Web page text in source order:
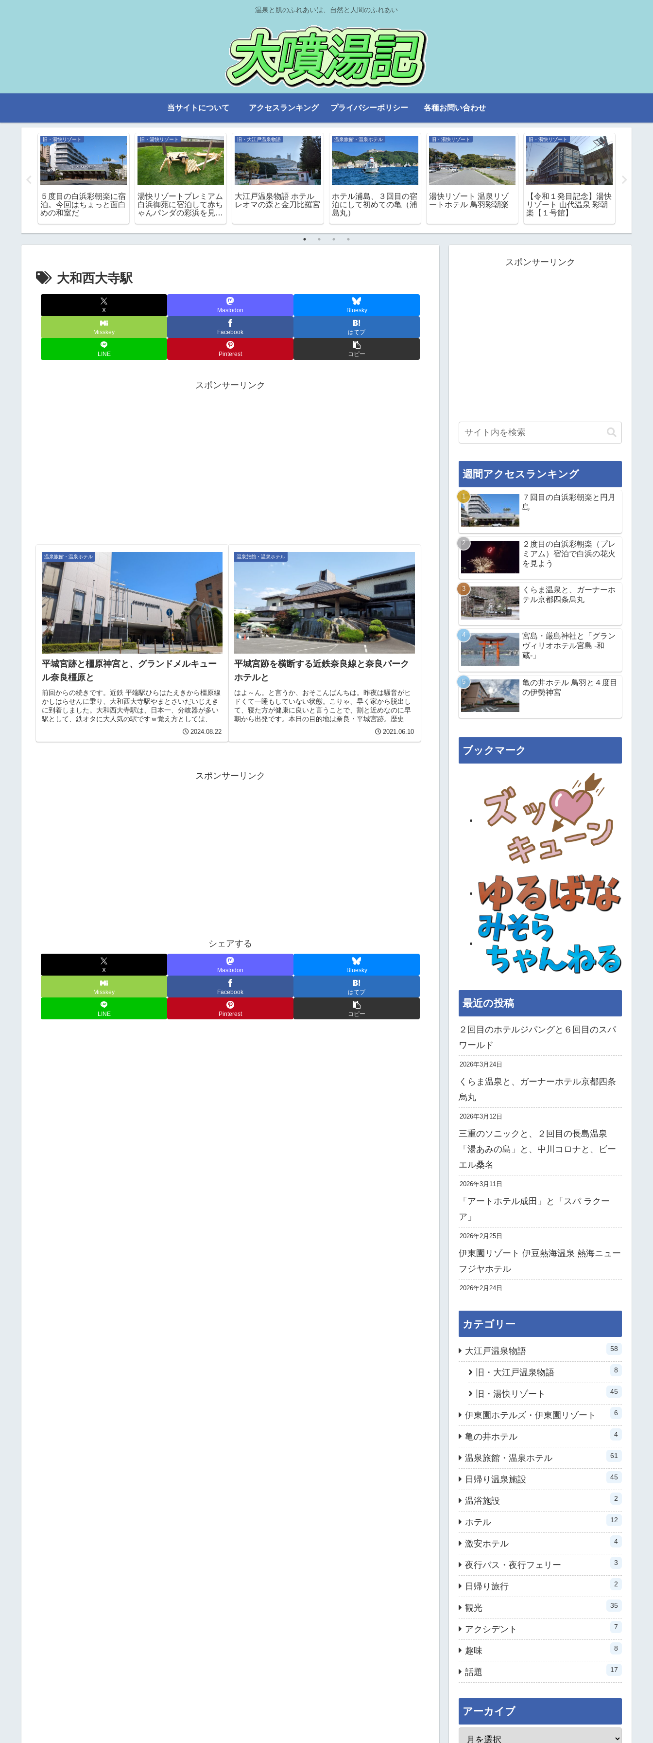
温泉と肌のふれあいは、自然と人間のふれあい
当サイトについて アクセスランキング プライバシーポリシー 各種お問い合わせ
旧・湯快リゾート
５度目の白浜彩朝楽に宿
泊。今回はちょっと面白
めの和室だ
旧・湯快リゾート
湯快リゾートプレミアム
白浜御苑に宿泊して赤ち
ゃんパンダの彩浜を見よ
旧・大江戸温泉物語
大江戸温泉物語 ホテル
レオマの森と金刀比羅宮
温泉旅館・温泉ホテル
ホテル浦島、３回目の宿
泊にして初めての亀（浦
島丸）
旧・湯快リゾート
湯快リゾート 温泉リゾ
ートホテル 鳥羽彩朝楽
旧・湯快リゾート
【令和１発目記念】湯快
リゾート 山代温泉 彩朝
楽【１号館】
大和西大寺駅
X Mastodon Bluesky
Misskey Facebook はてブ
LINE Pinterest コピー
スポンサーリンク
温泉旅館・温泉ホテル
平城宮跡と橿原神宮と、グランドメルキュー
ル奈良橿原と
前回からの続きです。近鉄 平端駅ひらはたえきから橿原線
かしはらせんに乗り、大和西大寺駅やまとさいだいじえき
に到着しました。大和西大寺駅は、日本一、分岐器が多い
駅として、鉄オタに大人気の駅ですｗ覚え方としては、大
2024.08.22
温泉旅館・温泉ホテル
平城宮跡を横断する近鉄奈良線と奈良パーク
ホテルと
はよ～ん。と言うか、おそこんばんちは。昨夜は騒音がヒ
ドくて一睡もしていない状態。こりゃ、早く家から脱出し
て、寝た方が健康に良いと言うことで、割と近めなのに早
朝から出発です。本日の目的地は奈良・平城宮跡。歴史的
2021.06.10
スポンサーリンク
シェアする
X Mastodon Bluesky
Misskey Facebook はてブ
LINE Pinterest コピー
スポンサーリンク
週間アクセスランキング
７回目の白浜彩朝楽と円月
島
２度目の白浜彩朝楽（プレ
ミアム）宿泊で白浜の花火
を見よう
くらま温泉と、ガーナーホ
テル京都四条烏丸
宮島・厳島神社と「グラン
ヴィリオホテル宮島 -和
蔵-」
亀の井ホテル 鳥羽と４度目
の伊勢神宮
ブックマーク
最近の投稿
２回目のホテルジパングと６回目のスパ
ワールド
2026年3月24日
くらま温泉と、ガーナーホテル京都四条
烏丸
2026年3月12日
三重のソニックと、２回目の長島温泉
「湯あみの島」と、中川コロナと、ビー
エル桑名
2026年3月11日
「アートホテル成田」と「スパ ラクー
ア」
2026年2月25日
伊東園リゾート 伊豆熱海温泉 熱海ニュー
フジヤホテル
2026年2月24日
カテゴリー
大江戸温泉物語 58
旧・大江戸温泉物語 8
旧・湯快リゾート 45
伊東園ホテルズ・伊東園リゾート 6
亀の井ホテル 4
温泉旅館・温泉ホテル 61
日帰り温泉施設 45
温浴施設 2
ホテル 12
激安ホテル 4
夜行バス・夜行フェリー 3
日帰り旅行 2
観光 35
アクシデント 7
趣味 8
話題 17
アーカイブ